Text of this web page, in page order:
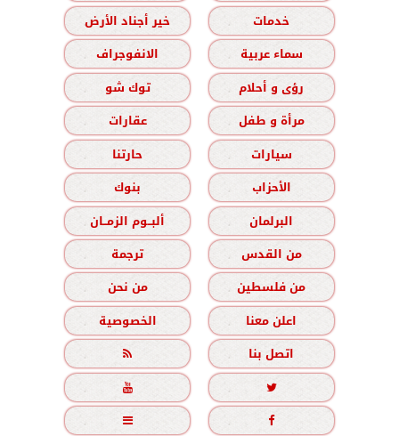
خدمات
خير أجناد الأرض
سماء عربية
الانفوجراف
رؤى و أحلام
توك شو
مرأة و طفل
عقارات
سيارات
حارتنا
الأحزاب
بنوك
البرلمان
ألبــوم الزمــان
من القدس
ترجمة
من فلسطين
من نحن
اعلن معنا
الخصوصية
اتصل بنا




